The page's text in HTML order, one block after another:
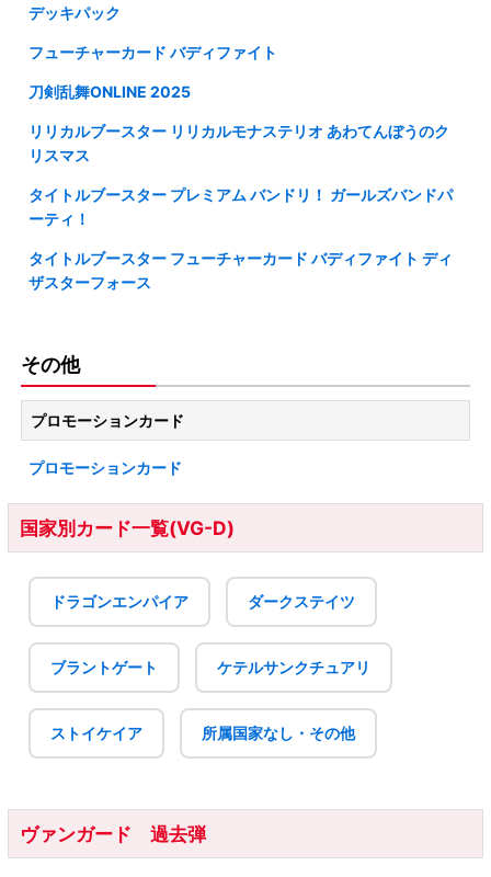
デッキパック
フューチャーカード バディファイト
刀剣乱舞ONLINE 2025
リリカルブースター リリカルモナステリオ あわてんぼうのク
リスマス
タイトルブースター プレミアム バンドリ！ ガールズバンドパ
ーティ！
タイトルブースター フューチャーカード バディファイト ディ
ザスターフォース
その他
プロモーションカード
プロモーションカード
国家別カード一覧(VG-D)
ドラゴンエンパイア ダークステイツ
ブラントゲート ケテルサンクチュアリ
ストイケイア 所属国家なし・その他
ヴァンガード 過去弾